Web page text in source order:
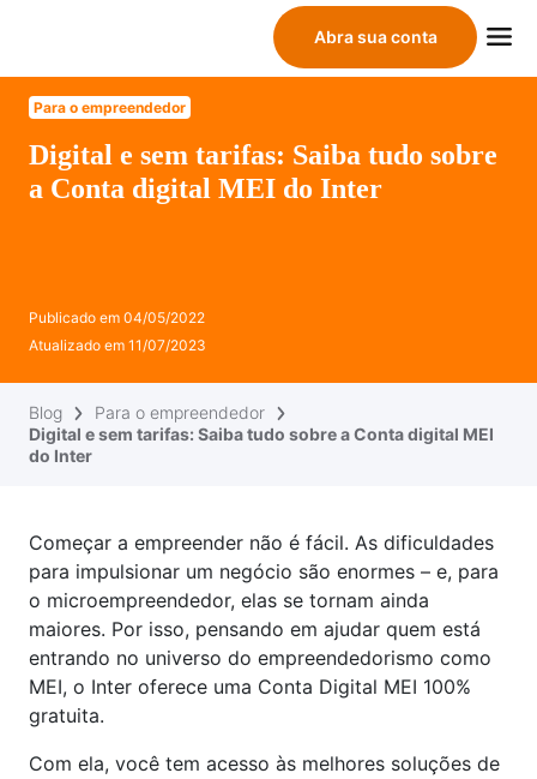
Abra sua conta
Para o empreendedor
Digital e sem tarifas: Saiba tudo sobre
a Conta digital MEI do Inter
Publicado em 04/05/2022
Atualizado em 11/07/2023
Blog
Para o empreendedor
Digital e sem tarifas: Saiba tudo sobre a Conta digital MEI
do Inter
Começar a empreender não é fácil. As dificuldades
para impulsionar um negócio são enormes – e, para
o microempreendedor, elas se tornam ainda
maiores. Por isso, pensando em ajudar quem está
entrando no universo do empreendedorismo como
MEI, o Inter oferece uma Conta Digital MEI 100%
gratuita.
Com ela, você tem acesso às melhores soluções de